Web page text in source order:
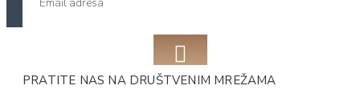
PRATITE NAS NA DRUŠTVENIM MREŽAMA